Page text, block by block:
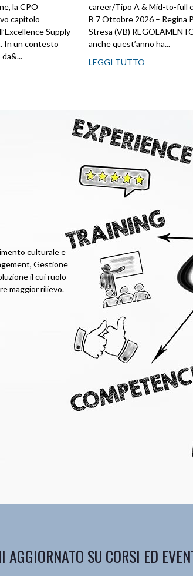
la CPO
capitolo
Supply
In un contesto
career/Tipo A & Mid-to-full
B 7 Ottobre 2026 – Regina
Stresa (VB)
anche quest’anno ha...
LEGGI TUTTO
culturale e
Gestione
il cui ruolo
maggior rilievo.
AGGIORNATO SU CORSI ED